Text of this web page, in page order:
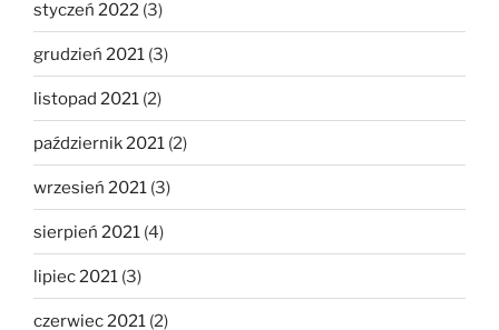
styczeń 2022 (3)
grudzień 2021 (3)
listopad 2021 (2)
październik 2021 (2)
wrzesień 2021 (3)
sierpień 2021 (4)
lipiec 2021 (3)
czerwiec 2021 (2)